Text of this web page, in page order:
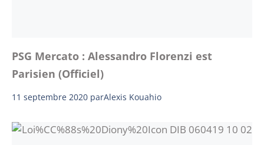
PSG Mercato : Alessandro Florenzi est
Parisien (Officiel)
11 septembre 2020 parAlexis Kouahio